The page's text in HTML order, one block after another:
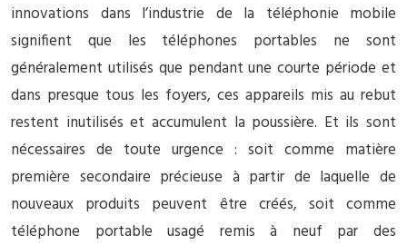
innovations dans l’industrie de la téléphonie mobile
signifient que les téléphones portables ne sont
généralement utilisés que pendant une courte période et
dans presque tous les foyers, ces appareils mis au rebut
restent inutilisés et accumulent la poussière. Et ils sont
nécessaires de toute urgence : soit comme matière
première secondaire précieuse à partir de laquelle de
nouveaux produits peuvent être créés, soit comme
téléphone portable usagé remis à neuf par des